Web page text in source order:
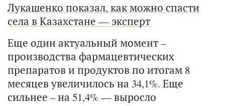
Лукашенко показал, как можно спасти
села в Казахстане — эксперт
Еще один актуальный момент –
производства фармацевтических
препаратов и продуктов по итогам 8
месяцев увеличилось на 34,1%. Еще
сильнее – на 51,4% — выросло